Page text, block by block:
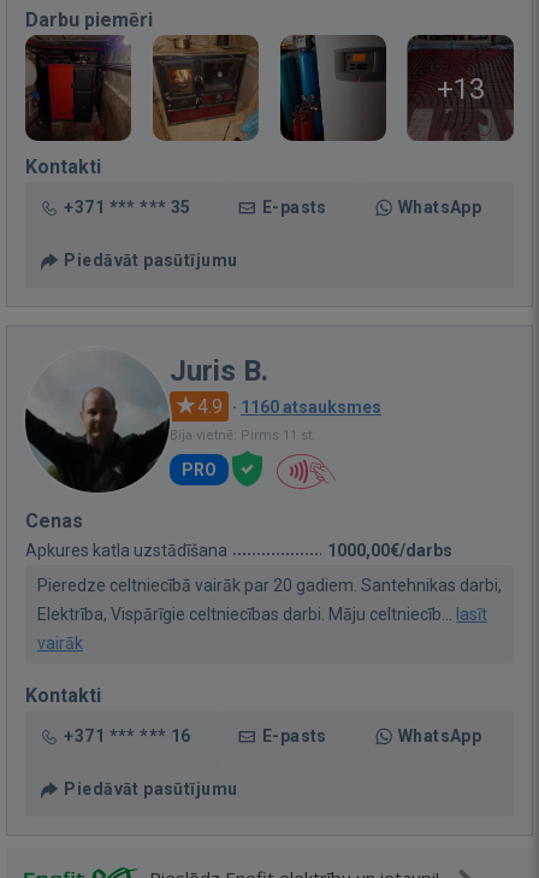
Darbu piemēri
+13
Kontakti
+371 *** *** 35 E-pasts WhatsApp
Piedāvāt pasūtījumu
Juris B.
4.9 · 1160 atsauksmes
Bija vietnē: Pirms 11 st.
PRO
Cenas
Apkures katla uzstādīšana
1000,00€/darbs
Pieredze celtniecībā vairāk par 20 gadiem. Santehnikas darbi,
Elektrība, Vispārīgie celtniecības darbi. Māju celtniecīb...
lasīt
vairāk
Kontakti
+371 *** *** 16 E-pasts WhatsApp
Piedāvāt pasūtījumu